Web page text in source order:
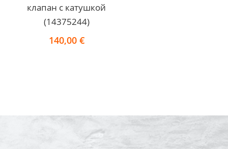
клапан с катушкoй
(14375244)
140,00 €